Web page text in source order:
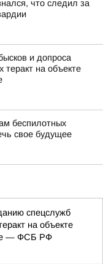
что следил за
и допроса
теракт на объекте
беспилотных
свое будущее
спецслужб
на объекте
— ФСБ РФ